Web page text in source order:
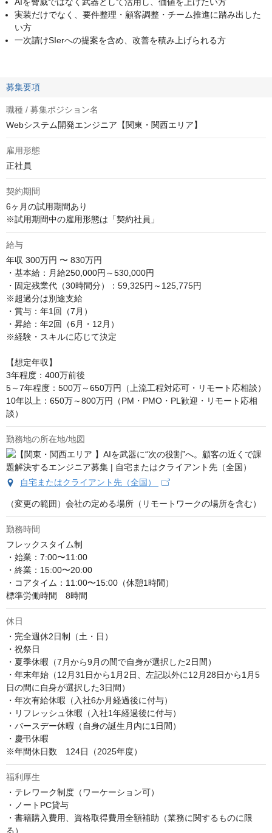
実装だけでなく、要件整理・顧客調整・チーム推進に踏み出した
い方
一次請けSIerへの提案を含め、改善を積み上げられる方
募集要項
職種 / 募集ポジション名
Webシステム開発エンジニア【関東・関西エリア】
雇用形態
正社員
契約期間
6ヶ月の試用期間あり
※試用期間中の雇用形態は「契約社員」
給与
年収 300万円 〜 830万円
・基本給：月給250,000円～530,000円
・固定残業代（30時間分）：59,325円～125,775円
※超過分は別途支給
・賞与：年1回（7月）
・昇給：年2回（6月・12月）
※経験・スキルに応じて決定
【想定年収】
3年程度：400万前後
5～7年程度：500万～650万円（上流工程対応可・リモート応相談）
10年以上：650万～800万円（PM・PMO・PL歓迎・リモート応相
談）
勤務地の所在地/地図
自宅またはクライアント先（全国）
（変更の範囲）会社の定める場所（リモートワークの場所を含む）
勤務時間
フレックスタイム制
・始業：7:00〜11:00
・終業：15:00〜20:00
・コアタイム：11:00〜15:00（休憩1時間）
標準労働時間　8時間
休日
・完全週休2日制（土・日）
・祝祭日
・夏季休暇（7月から9月の間で自身が選択した2日間）
・年末年始（12月31日から1月2日、左記以外に12月28日から1月5
日の間に自身が選択した3日間）
・年次有給休暇（入社6か月経過後に付与）
・リフレッシュ休暇（入社1年経過後に付与）
・バースデー休暇（自身の誕生月内に1日間）
・慶弔休暇
※年間休日数　124日（2025年度）
福利厚生
・テレワーク制度（ワーケーション可）
・ノートPC貸与
・書籍購入費用、資格取得費用全額補助（業務に関するものに限
る）